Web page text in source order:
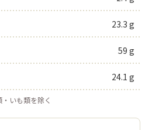
23.3 g
59 g
24.1 g
いも類を除く